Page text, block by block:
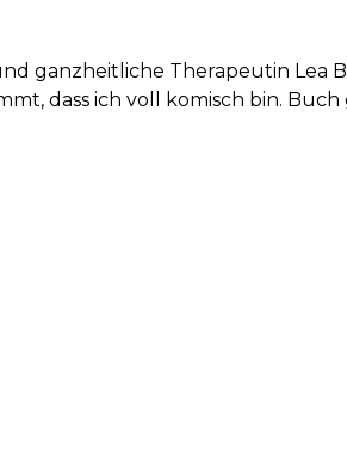
ganzheitliche Therapeutin Lea
dass ich voll komisch bin.